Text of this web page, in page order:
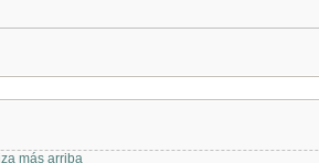
más arriba